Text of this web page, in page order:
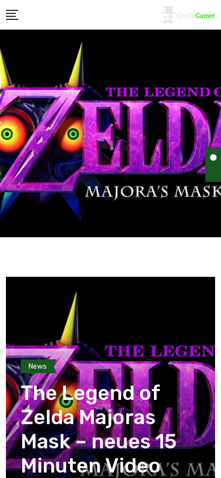
News
The Legend of
Zelda Majoras
Mask – neues 15
Minuten Video